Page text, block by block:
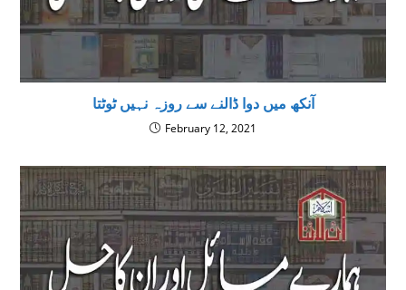
آنکھ میں دوا ڈالنے سے روزہ نہیں ٹوٹتا
February 12, 2021